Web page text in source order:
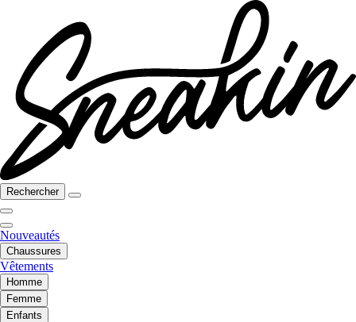
Rechercher
Nouveautés
Chaussures
Vêtements
Homme
Femme
Enfants